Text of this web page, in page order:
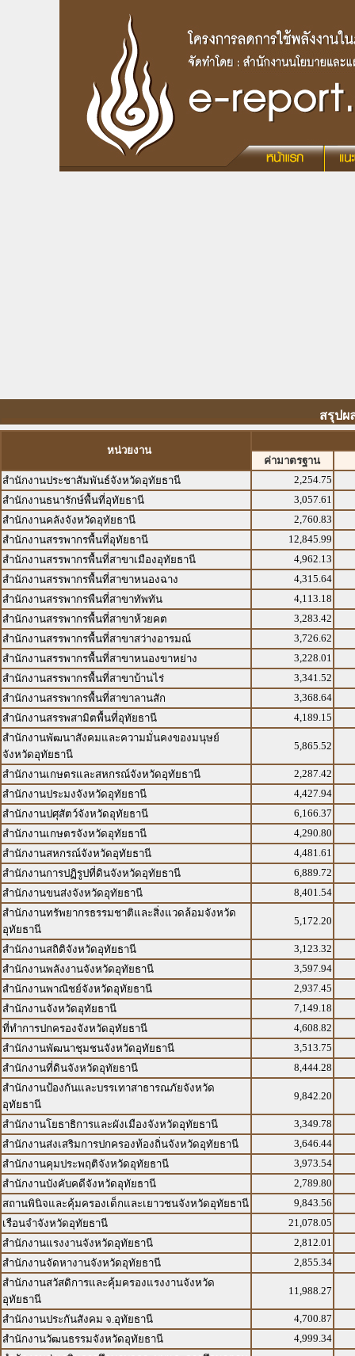
สรุปผ
หน่วยงาน
ค่ามาตรฐาน
สำนักงานประชาสัมพันธ์จังหวัดอุทัยธานี
2,254.75
สำนักงานธนารักษ์พื้นที่อุทัยธานี
3,057.61
สำนักงานคลังจังหวัดอุทัยธานี
2,760.83
สำนักงานสรรพากรพื้นที่อุทัยธานี
12,845.99
สำนักงานสรรพากรพื้นที่สาขาเมืองอุทัยธานี
4,962.13
สำนักงานสรรพากรพื้นที่สาขาหนองฉาง
4,315.64
สำนักงานสรรพากรพืนที่สาขาทัพทัน
4,113.18
สำนักงานสรรพากรพื้นที่สาขาห้วยคต
3,283.42
สำนักงานสรรพากรพื้นที่สาขาสว่างอารมณ์
3,726.62
สำนักงานสรรพากรพื้นที่สาขาหนองขาหย่าง
3,228.01
สำนักงานสรรพากรพื้นที่สาขาบ้านไร่
3,341.52
สำนักงานสรรพากรพื้นที่สาขาลานสัก
3,368.64
สำนักงานสรรพสามิตพื้นที่อุทัยธานี
4,189.15
สำนักงานพัฒนาสังคมและความมั่นคงของมนุษย์
จังหวัดอุทัยธานี
5,865.52
สำนักงานเกษตรและสหกรณ์จังหวัดอุทัยธานี
2,287.42
สำนักงานประมงจังหวัดอุทัยธานี
4,427.94
สำนักงานปศุสัตว์จังหวัดอุทัยธานี
6,166.37
สำนักงานเกษตรจังหวัดอุทัยธานี
4,290.80
สำนักงานสหกรณ์จังหวัดอุทัยธานี
4,481.61
สำนักงานการปฏิรูปที่ดินจังหวัดอุทัยธานี
6,889.72
สำนักงานขนส่งจังหวัดอุทัยธานี
8,401.54
สำนักงานทรัพยากรธรรมชาติและสิ่งแวดล้อมจังหวัด
อุทัยธานี
5,172.20
สำนักงานสถิติจังหวัดอุทัยธานี
3,123.32
สำนักงานพลังงานจังหวัดอุทัยธานี
3,597.94
สำนักงานพาณิชย์จังหวัดอุทัยธานี
2,937.45
สำนักงานจังหวัดอุทัยธานี
7,149.18
ที่ทำการปกครองจังหวัดอุทัยธานี
4,608.82
สำนักงานพัฒนาชุมชนจังหวัดอุทัยธานี
3,513.75
สำนักงานที่ดินจังหวัดอุทัยธานี
8,444.28
สำนักงานป้องกันและบรรเทาสาธารณภัยจังหวัด
อุทัยธานี
9,842.20
สำนักงานโยธาธิการและผังเมืองจังหวัดอุทัยธานี
3,349.78
สำนักงานส่งเสริมการปกครองท้องถิ่นจังหวัดอุทัยธานี
3,646.44
สำนักงานคุมประพฤติจังหวัดอุทัยธานี
3,973.54
สำนักงานบังคับคดีจังหวัดอุทัยธานี
2,789.80
สถานพินิจและคุ้มครองเด็กและเยาวชนจังหวัดอุทัยธานี
9,843.56
เรือนจำจังหวัดอุทัยธานี
21,078.05
สำนักงานแรงงานจังหวัดอุทัยธานี
2,812.01
สำนักงานจัดหางานจังหวัดอุทัยธานี
2,855.34
สำนักงานสวัสดิการและคุ้มครองแรงงานจังหวัด
อุทัยธานี
11,988.27
สำนักงานประกันสังคม จ.อุทัยธานี
4,700.87
สำนักงานวัฒนธรรมจังหวัดอุทัยธานี
4,999.34